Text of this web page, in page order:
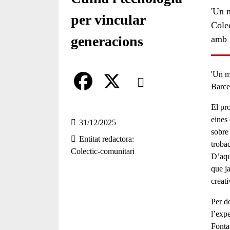
per vincular
generacions
Comparteix
a
c
31/12/2025
Entitat redactora
Colectic-comunitari
'Un
amb
'Un
El
eines
que
Per